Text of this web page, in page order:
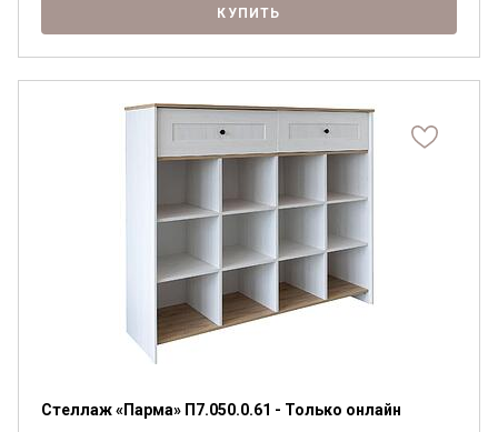
Я ознакомлен сПолитикойв отношении
обработки персональных данных и
согласен на их обработку.
КУПИТЬ
Стеллаж «Парма» П7.050.0.61 - Только онлайн